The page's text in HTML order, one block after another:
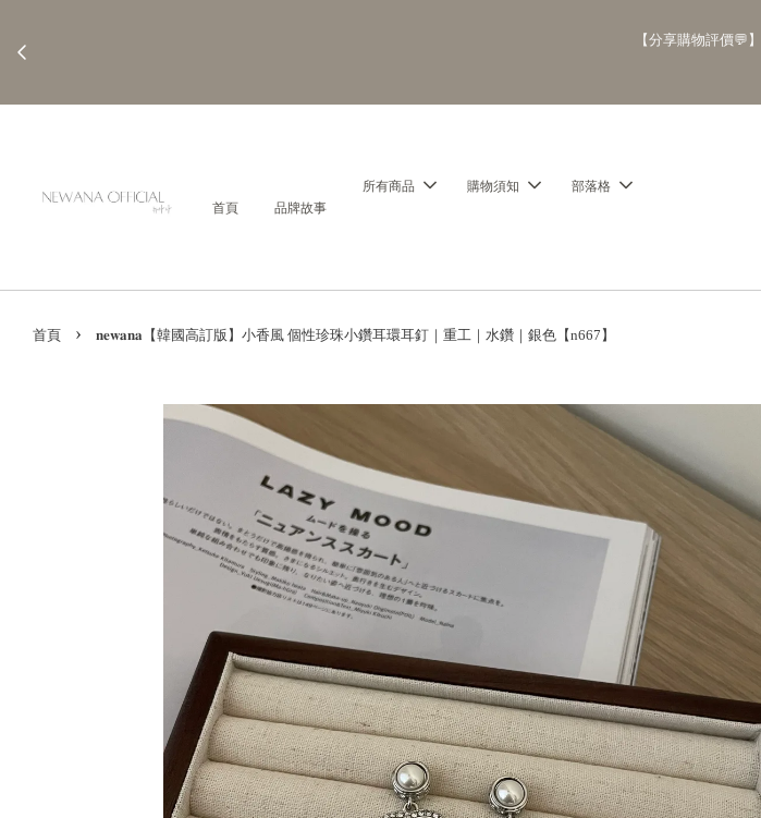
首頁 品牌故事
所有商品 購物須知 部落格
首頁 › 𝐧𝐞𝐰𝐚𝐧𝐚【韓國高訂版】小香風 個性珍珠小鑽耳環耳釘｜重工｜水鑽｜銀色【n667】